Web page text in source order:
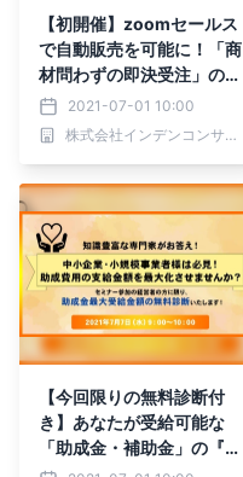
【初開催】zoomセールス
で自動販売を可能に！「商
材問わずの即決受注」の仕
組化とは！？
2021-07-01 10:00
株式会社インデンコンサルティング
【今回限りの無料診断付
き】あなたが受給可能な
「助成金・補助金」の『総
額』を1分間で自動診断し